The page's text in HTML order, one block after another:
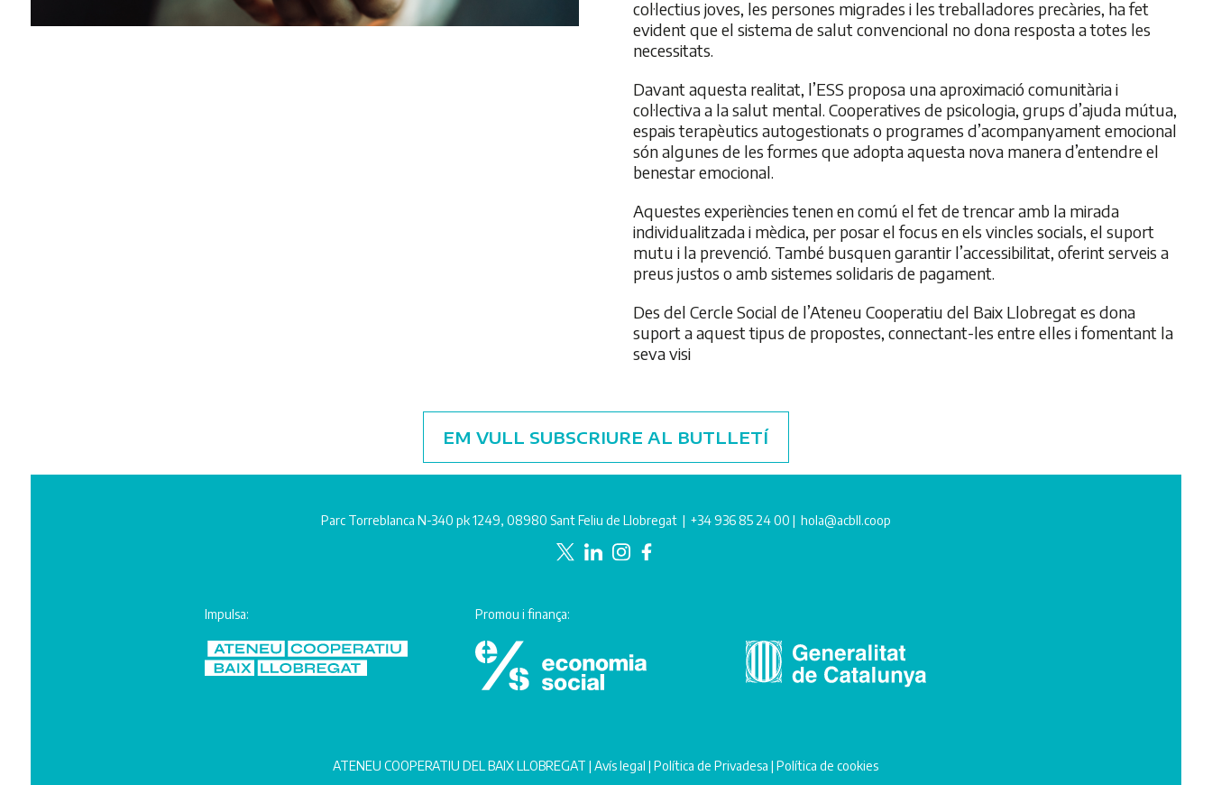
col·lectius joves, les persones migrades i les treballadores precàries, ha fet
evident que el sistema de salut convencional no dona resposta a totes les
necessitats.
Davant aquesta realitat, l’ESS proposa una aproximació comunitària i
col·lectiva a la salut mental. Cooperatives de psicologia, grups d’ajuda mútua,
espais terapèutics autogestionats o programes d’acompanyament emocional
són algunes de les formes que adopta aquesta nova manera d’entendre el
benestar emocional.
Aquestes experiències tenen en comú el fet de trencar amb la mirada
individualitzada i mèdica, per posar el focus en els vincles socials, el suport
mutu i la prevenció. També busquen garantir l’accessibilitat, oferint serveis a
preus justos o amb sistemes solidaris de pagament.
Des del Cercle Social de l’Ateneu Cooperatiu del Baix Llobregat es dona
suport a aquest tipus de propostes, connectant-les entre elles i fomentant la
seva visi
EM VULL SUBSCRIURE AL BUTLLETÍ
Parc Torreblanca N-340 pk 1249, 08980 Sant Feliu de Llobregat | +34 936 85 24 00 | hola@acbll.coop
Impulsa: Promou i finança:
ATENEU COOPERATIU DEL BAIX LLOBREGAT |Avís legal |Política de Privadesa |Política de cookies